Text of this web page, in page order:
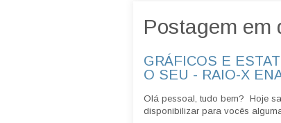
Postagem em
GRÁFICOS E
O SEU - RAIO-X
Olá pessoal, tudo bem? Hoje
disponibilizar para vocês